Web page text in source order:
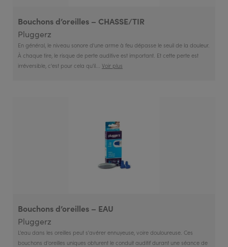
Bouchons d’oreilles – CHASSE/TIR
Pluggerz
En général, le niveau sonore d'une arme à feu dépasse le seuil de la douleur.
À chaque tire, le risque de perte auditive est important. Et cette perte est
irréversible, c'est pour cela qu'il... Voir plus
Bouchons d’oreilles – EAU
Pluggerz
L'eau dans les oreilles peut s'avérer ennuyeuse, voire douloureuse. Ces
bouchons d'oreilles uniques obturent le conduit auditif durant une séance de